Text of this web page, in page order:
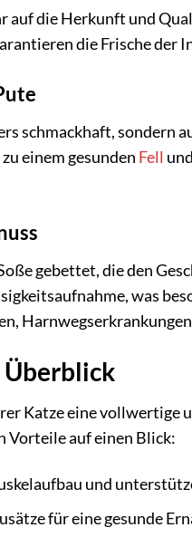
auf die Herkunft und
die Frische der
schmackhaft, sondern
einem gesunden Fell
gebettet, die den
was
Katze eine vollwertige
Vorteile auf einen Blick:
und
für eine gesunde